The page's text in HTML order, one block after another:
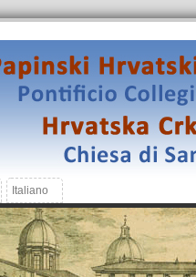
Italiano